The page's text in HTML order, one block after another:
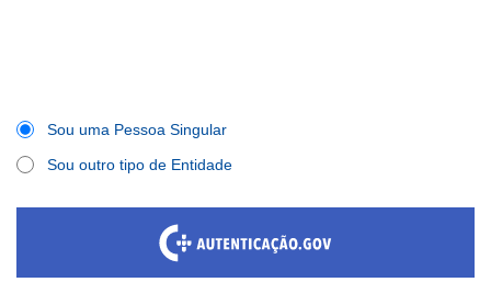
Sou uma Pessoa Singular
Sou outro tipo de Entidade